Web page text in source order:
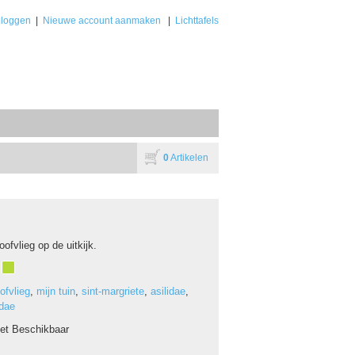
Nieuwe account aanmaken Lichttafels
0Artikelen
op de uitkijk.
, mijn tuin, sint-margriete, asilidae,
Beschikbaar